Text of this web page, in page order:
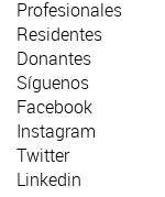
Profesionales
Residentes
Donantes
Síguenos
Facebook
Instagram
Twitter
Linkedin